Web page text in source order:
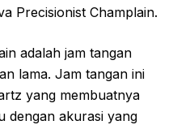
Precisionist Champlain.
adalah jam tangan
lama. Jam tangan ini
yang membuatnya
dengan akurasi yang